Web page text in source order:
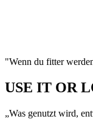
"Wenn du fitter
USE IT OR
„Was genutzt wird,